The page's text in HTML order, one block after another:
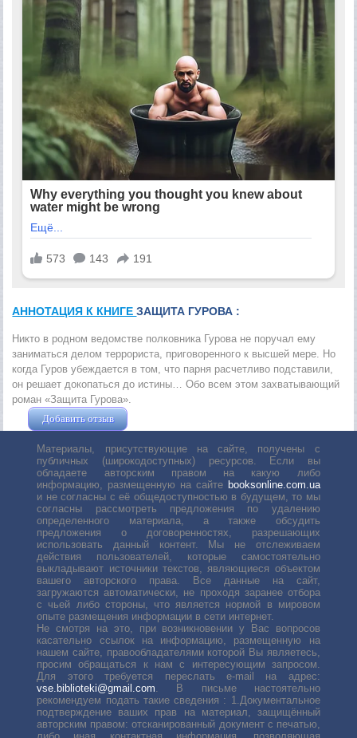
АННОТАЦИЯ К КНИГЕЗАЩИТА ГУРОВА :
Никто в родном ведомстве полковника Гурова не поручал ему
заниматься делом террориста, приговоренного к высшей мере. Но
когда Гуров убеждается в том, что парня расчетливо подставили,
он решает докопаться до истины… Обо всем этом захватывающий
роман «Защита Гурова».
Добавить отзыв
Материалы, присутствующие на сайте, получены с
публичных (широкодоступных) ресурсов. Если вы
обладаете авторским правом на какую либо
информацию, размещенную на сайте booksonline.com.ua
и не согласны с её общедоступностью в будущем, то мы
согласны рассмотреть предложения по удалению
определенного материала, а также обсудить
предложения о договоренностях, разрешающих
использовать данный контент. Мы не отслеживаем
действия пользователей, которые самостоятельно
выкладывают источники текстов, являющиеся объектом
вашего авторского права. Все данные на сайт,
загружаются автоматически, не проходя заранее отбора
с чьей либо стороны, что является нормой в мировом
опыте размещения информации в сети интернет.
Не смотря на это, при возникновении у Вас вопросов
касательно ссылок на информацию, размещенную на
нашем сайте, правообладателями которой Вы являетесь,
просим обращаться к нам с интересующим запросом.
Для этого требуется переслать е-mail на адрес:
vse.biblioteki@gmail.com. В письме настоятельно
рекомендуем подать такие сведения : 1.Документальное
подтверждение ваших прав на материал, защищённый
авторским правом: отсканированный документ с печатью,